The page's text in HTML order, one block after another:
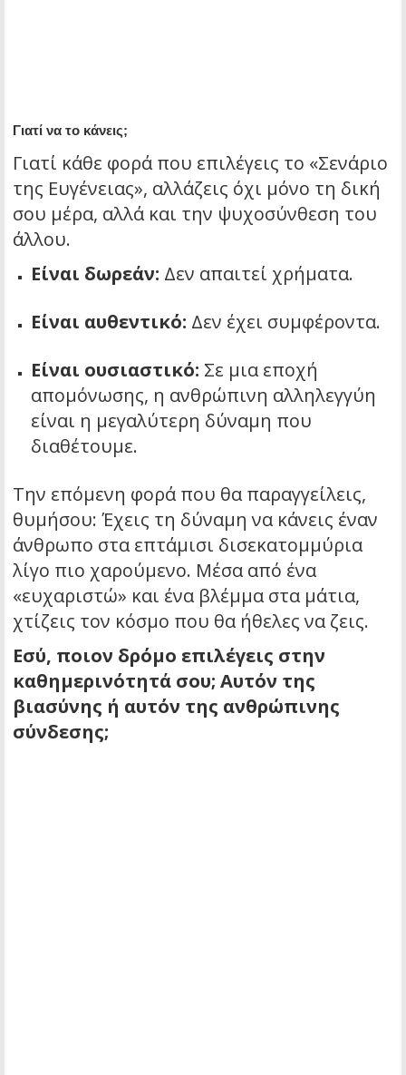
Γιατί να το κάνεις;
Γιατί κάθε φορά που επιλέγεις το «Σενάριο
της Ευγένειας», αλλάζεις όχι μόνο τη δική
σου μέρα, αλλά και την ψυχοσύνθεση του
άλλου.
Είναι δωρεάν: Δεν απαιτεί χρήματα.
Είναι αυθεντικό: Δεν έχει συμφέροντα.
Είναι ουσιαστικό: Σε μια εποχή
απομόνωσης, η ανθρώπινη αλληλεγγύη
είναι η μεγαλύτερη δύναμη που
διαθέτουμε.
Την επόμενη φορά που θα παραγγείλεις,
θυμήσου: Έχεις τη δύναμη να κάνεις έναν
άνθρωπο στα επτάμισι δισεκατομμύρια
λίγο πιο χαρούμενο. Μέσα από ένα
«ευχαριστώ» και ένα βλέμμα στα μάτια,
χτίζεις τον κόσμο που θα ήθελες να ζεις.
Εσύ, ποιον δρόμο επιλέγεις στην
καθημερινότητά σου; Αυτόν της
βιασύνης ή αυτόν της ανθρώπινης
σύνδεσης;